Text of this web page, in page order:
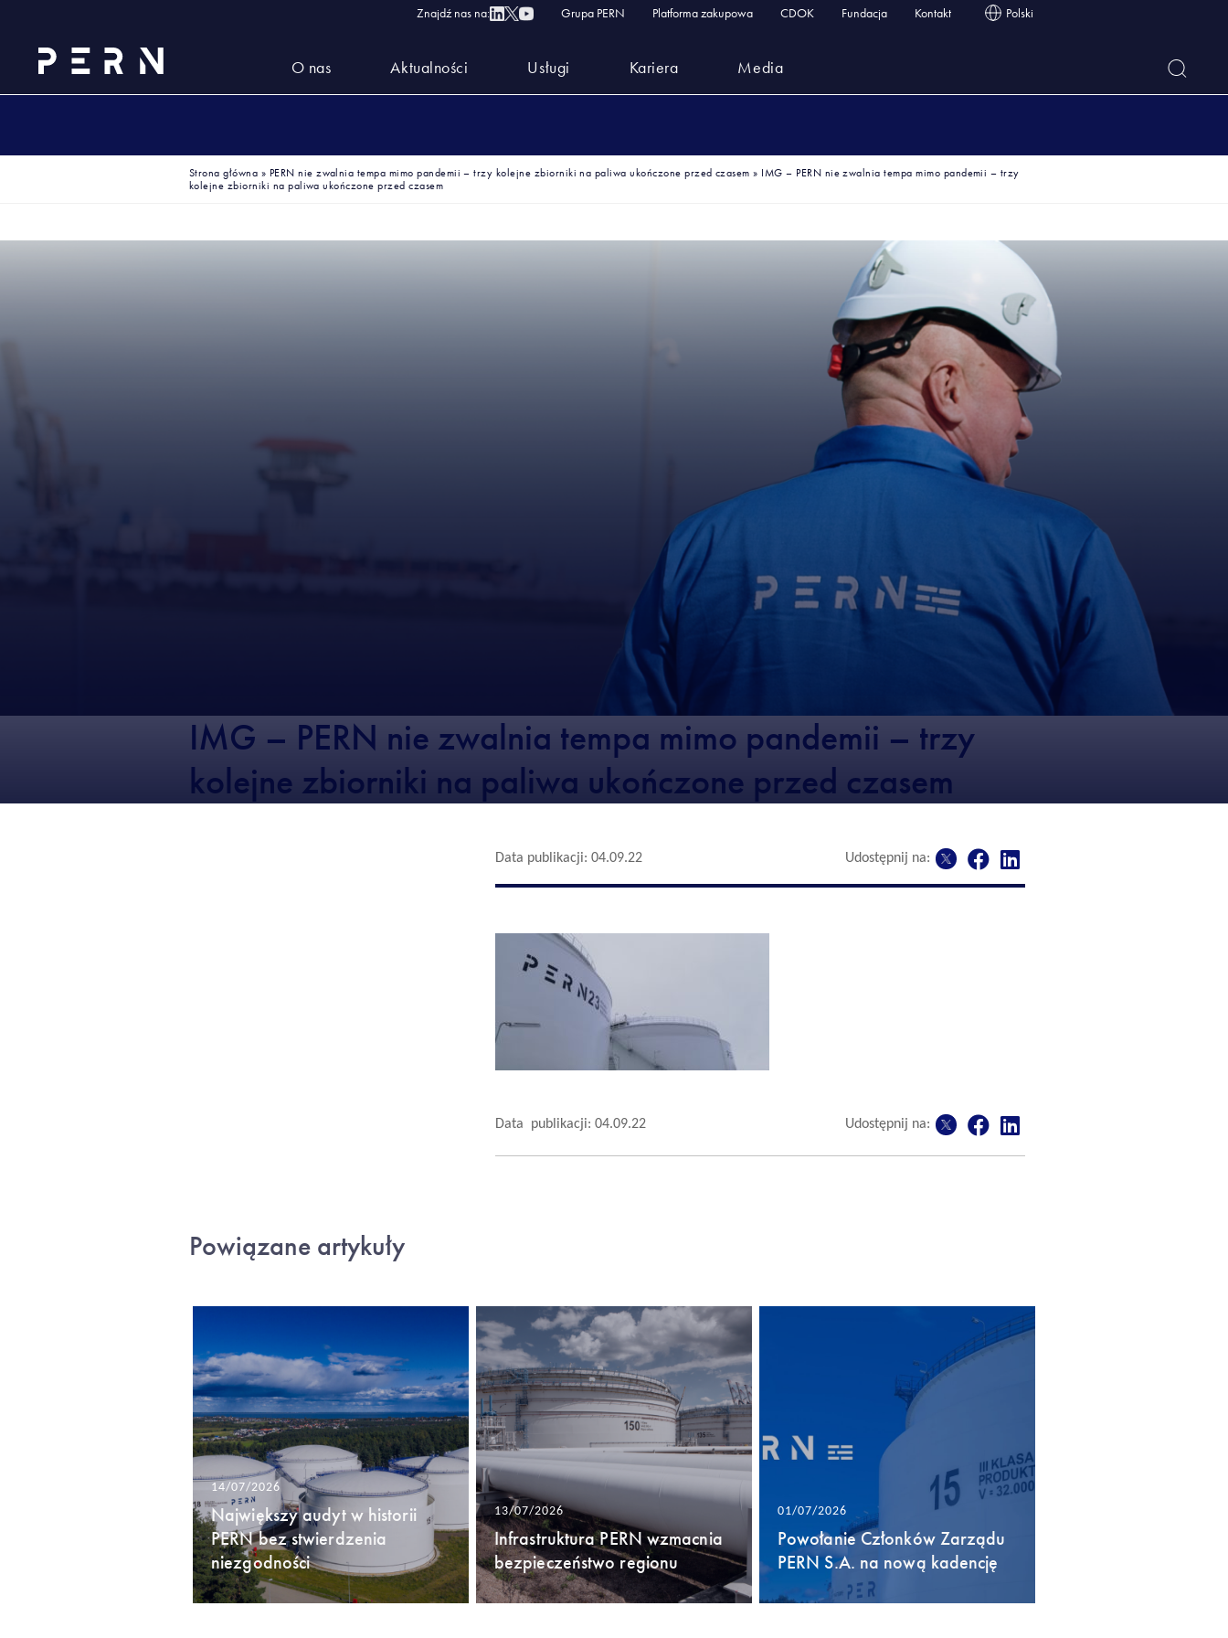
Znajdź nas na: Grupa PERN Platforma zakupowa CDOK Fundacja Kontakt Polski
O nas Aktualności Usługi Kariera Media
Strona główna » PERN nie zwalnia tempa mimo pandemii – trzy kolejne zbiorniki na paliwa ukończone przed czasem » IMG – PERN nie zwalnia tempa mimo pandemii – trzy
kolejne zbiorniki na paliwa ukończone przed czasem
IMG – PERN nie zwalnia tempa mimo pandemii – trzy
kolejne zbiorniki na paliwa ukończone przed czasem
Data publikacji: 04.09.22 Udostępnij na:
Data publikacji: 04.09.22 Udostępnij na:
Powiązane artykuły
14/07/2026
Największy audyt w historii
PERN bez stwierdzenia
niezgodności
13/07/2026
Infrastruktura PERN wzmacnia
bezpieczeństwo regionu
01/07/2026
Powołanie Członków Zarządu
PERN S.A. na nową kadencję